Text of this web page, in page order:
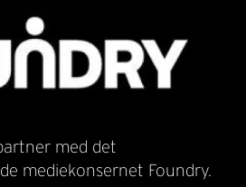
med det
mediekonsernet Foundry.